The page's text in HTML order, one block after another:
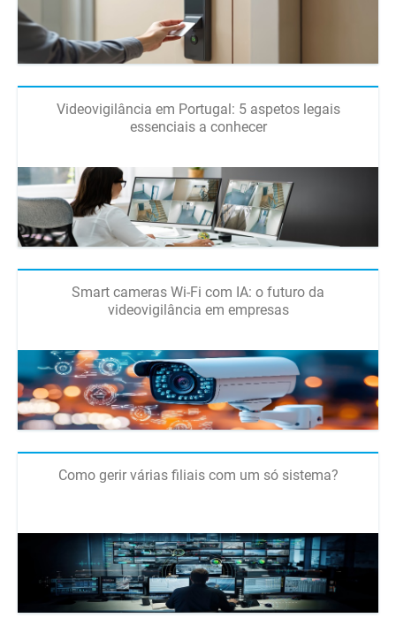
Videovigilância em Portugal: 5 aspetos legais
essenciais a conhecer
Smart cameras Wi-Fi com IA: o futuro da
videovigilância em empresas
Como gerir várias filiais com um só sistema?